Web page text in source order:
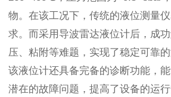
物。在该工况下，传统的液位测量
求。而采用导波雷达液位计后，成
压、粘附等难题，实现了稳定可靠
该液位计还具备完备的诊断功能，
潜在的故障问题，提高了设备的运行